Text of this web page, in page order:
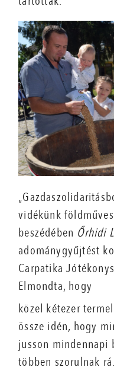
vidékünk
beszédében Őrhidi
adománygyűjtést
Carpatika
Elmondta, hogy
közel kétezer
össze idén, hogy
jusson mindennapi
többen szorulnak rá.